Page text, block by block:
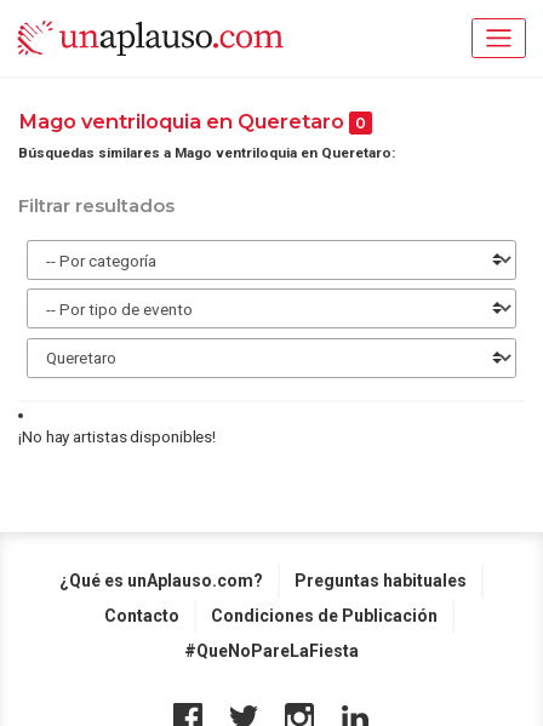
Mago ventriloquia en Queretaro 0
Búsquedas similares a Mago ventriloquia en Queretaro:
Filtrar resultados
¡No hay artistas disponibles!
¿Qué es unAplauso.com?
Preguntas habituales
Contacto
Condiciones de Publicación
#QueNoPareLaFiesta